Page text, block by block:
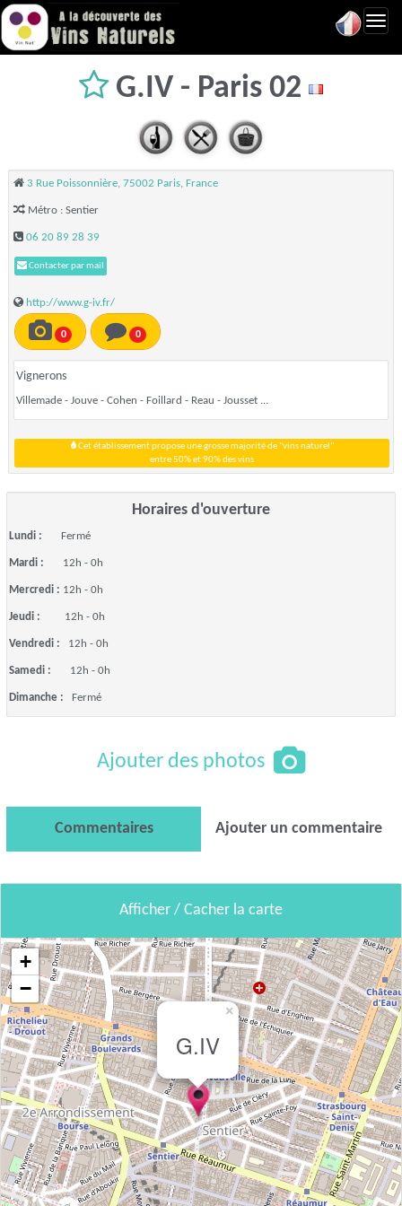
G.IV - Paris 02
3 Rue Poissonnière, 75002 Paris, France
Métro : Sentier
06 20 89 28 39
Contacter par mail
http://www.g-iv.fr/
0 0
Vignerons
Villemade - Jouve - Cohen - Foillard - Reau - Jousset ...
Cet établissement propose une grosse majorité de "vins naturel"
entre 50% et 90% des vins
Horaires d'ouverture
Lundi : Fermé
Mardi : 12h - 0h
Mercredi : 12h - 0h
Jeudi : 12h - 0h
Vendredi : 12h - 0h
Samedi : 12h - 0h
Dimanche : Fermé
Ajouter des photos
Commentaires Ajouter un commentaire
Afficher / Cacher la carte
G.IV
×
+
−